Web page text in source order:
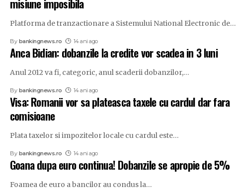
misiune imposibila
Platforma de tranzactionare a Sistemului National Electronic de…
By bankingnews.ro 14 ani ago
Anca Bidian: dobanzile la credite vor scadea in 3 luni
Anul 2012 va fi, categoric, anul scaderii dobanzilor,…
By bankingnews.ro 14 ani ago
Visa: Romanii vor sa plateasca taxele cu cardul dar fara
comisioane
Plata taxelor si impozitelor locale cu cardul este…
By bankingnews.ro 14 ani ago
Goana dupa euro continua! Dobanzile se apropie de 5%
Foamea de euro a bancilor au condus la…